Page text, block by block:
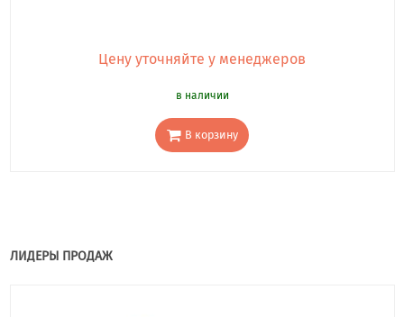
Цену уточняйте у менеджеров
в наличии
В корзину
ЛИДЕРЫ ПРОДАЖ